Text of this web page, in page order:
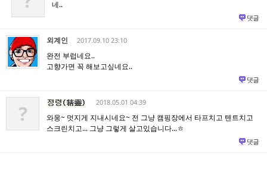
네..
댓글
외계인 2017.09.10 23:10
완전 부럽네요..
고향가면 꼭 해보고싶네요..
댓글
? 2018.05.01 04:39
와웅~ 멋지게 지내시네요~ 전 그냥 캠핑장에서 타프치고 텐트치고
스크린치고... 그냥 그렇게 살고있습니다...ㅎ
댓글